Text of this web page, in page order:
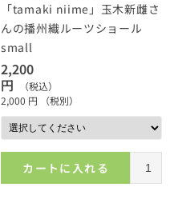
「tamaki niime」玉木新雌さ
んの播州織ルーツショール
small
2,200
円
（税込）
2,000 円 （税別）
カートに入れる